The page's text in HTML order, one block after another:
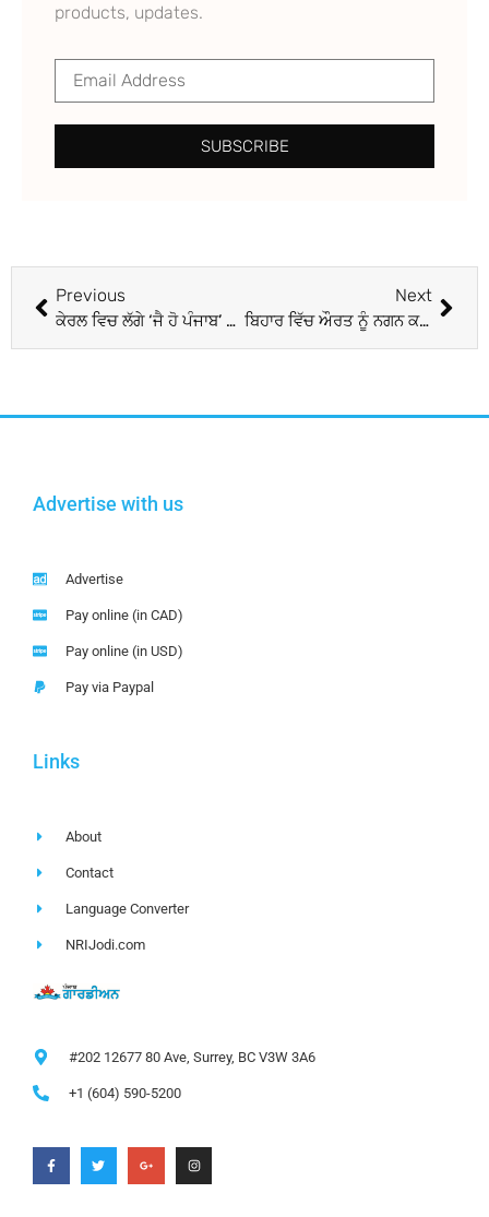
products, updates.
SUBSCRIBE
Previous
ਕੇਰਲ ਵਿਚ ਲੱਗੇ ‘ਜੈ ਹੋ ਪੰਜਾਬ’ ਦੇ ਨਾਅਰੇ, ਸੁਣ ਕੇ ਭਾਵੁਕ ਹੋਏ ਕੈਪਟਨ
Next
ਬਿਹਾਰ ਵਿੱਚ ਔਰਤ ਨੂੰ ਨਗਨ ਕਰਕੇ ਘੁੰਮਾਇਆ
Advertise with us
Advertise
Pay online (in CAD)
Pay online (in USD)
Pay via Paypal
Links
About
Contact
Language Converter
NRIJodi.com
#202 12677 80 Ave, Surrey, BC V3W 3A6
+1 (604) 590-5200